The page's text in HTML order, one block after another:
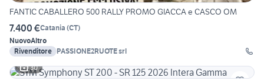
FANTIC CABALLERO 500 RALLY PROMO GIACCA e CASCO OM
7.400 €Catania (CT)
NuovoAltro
Rivenditore PASSIONE2RUOTE srl
30